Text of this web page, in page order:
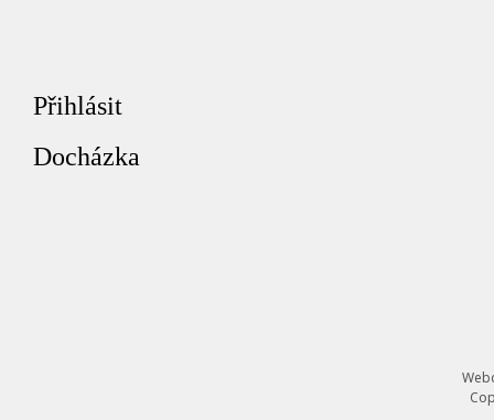
Přihlásit
Docházka